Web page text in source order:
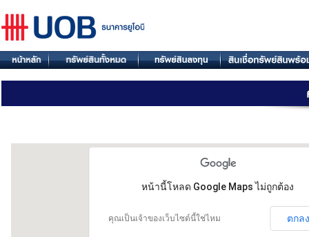
หน้านี้โหลด Google Maps ไม่ถูกต้อง
คุณเป็นเจ้าของเว็บไซต์นี้ใช่ไหม ตกล